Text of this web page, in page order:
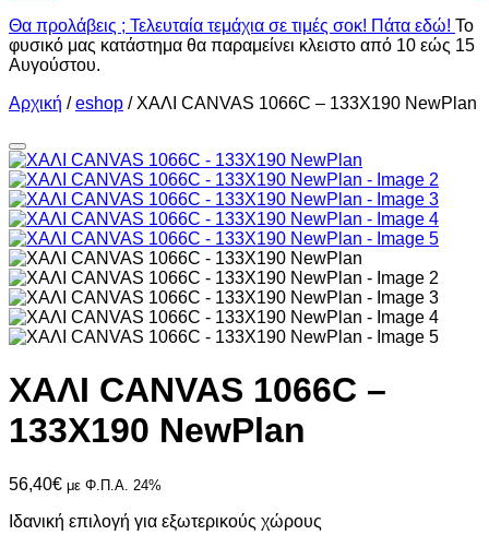
Θα προλάβεις ; Τελευταία τεμάχια σε τιμές σοκ! Πάτα εδώ! Το
φυσικό μας κατάστημα θα παραμείνει κλειστο από 10 εώς 15
Αυγούστου.
Αρχική /eshop / ΧΑΛΙ CANVAS 1066C – 133X190 NewPlan
ΧΑΛΙ CANVAS 1066C –
133X190 NewPlan
56,40€ με Φ.Π.Α. 24%
Ιδανική επιλογή για εξωτερικούς χώρους